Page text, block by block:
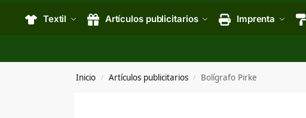
Textil Artículos publicitarios Imprenta
Inicio / Artículos publicitarios / Bolígrafo Pirke